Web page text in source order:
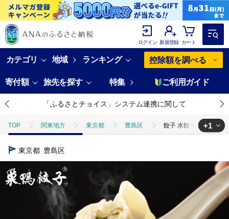
ログイン 新規登録 カート
カテゴリ 地域 ランキング 控除額を調べる
寄付額 旅先を探す 特集 ご利用ガイド
「ふるさとチョイス」システム連携に関して
TOP 関東地方 東京都 豊島区 餃子 水餃子 巣鴨餃子
TOP
+1
東京都 豊島区